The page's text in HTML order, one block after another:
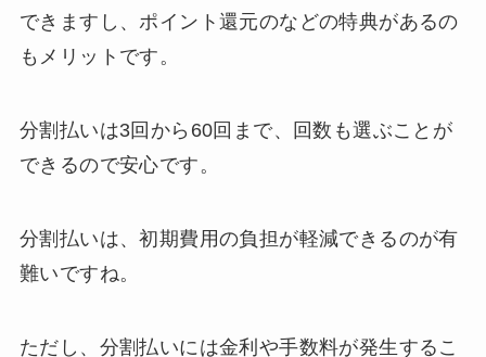
できますし、ポイント還元のなどの特典があるの
もメリットです。
分割払いは3回から60回まで、回数も選ぶことが
できるので安心です。
分割払いは、初期費用の負担が軽減できるのが有
難いですね。
ただし、分割払いには金利や手数料が発生するこ